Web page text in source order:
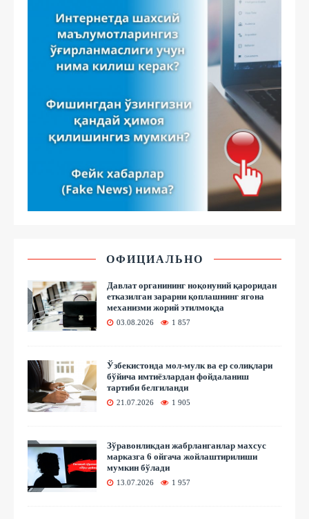
ОФИЦИАЛЬНО
Давлат органининг ноқонуний қароридан
етказилган зарарни қоплашнинг ягона
механизми жорий этилмоқда
03.08.2026 1 857
Ўзбекистонда мол-мулк ва ер солиқлари
бўйича имтиёзлардан фойдаланиш
тартиби белгиланди
21.07.2026 1 905
Зўравонликдан жабрланганлар махсус
марказга 6 ойгача жойлаштирилиши
мумкин бўлади
13.07.2026 1 957